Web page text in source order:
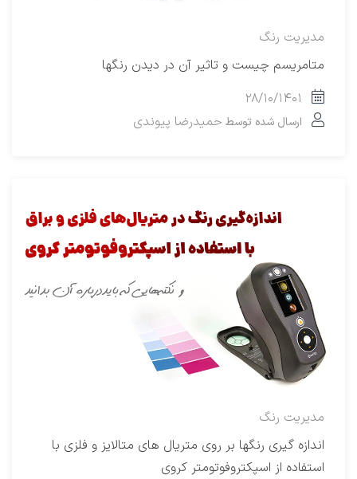
مدیریت رنگ
متامریسم چیست و تاثیر آن در دیدن رنگها
۲۸/۱۰/۱۴۰۱
ارسال شده توسط حمیدرضا پیوندی
مدیریت رنگ
اندازه گیری رنگها بر روی متریال های متالایز و فلزی با
استفاده از اسپکتروفوتومتر کروی